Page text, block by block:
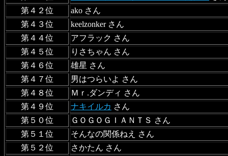
第４２位
ako さん
第４３位
keelzonker さん
第４４位
アフラック さん
第４５位
りさちゃん さん
第４６位
雄星 さん
第４７位
男はつらいよ さん
第４８位
Ｍｒ.ダンディ さん
第４９位
ナキイルカ さん
第５０位
ＧＯＧＯＧＩＡＮＴＳ さん
第５１位
そんなの関係ねえ さん
第５２位
さかたん さん